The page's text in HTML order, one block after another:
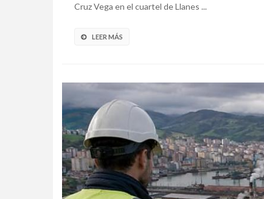
Cruz Vega en el cuartel de Llanes ...
LEER MÁS